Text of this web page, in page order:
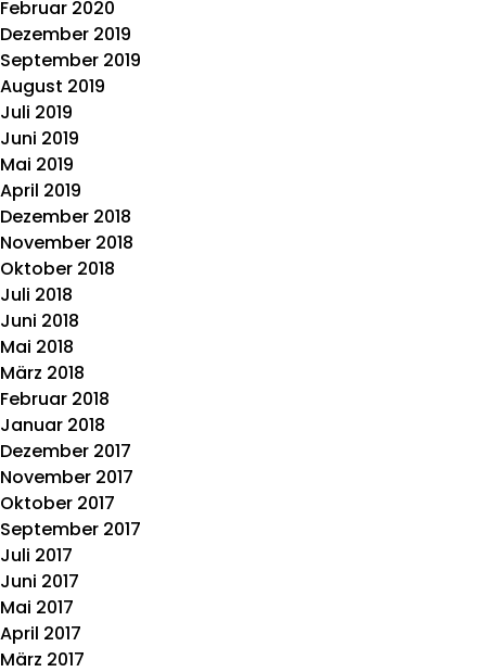
Februar 2020
Dezember 2019
September 2019
August 2019
Juli 2019
Juni 2019
Mai 2019
April 2019
Dezember 2018
November 2018
Oktober 2018
Juli 2018
Juni 2018
Mai 2018
März 2018
Februar 2018
Januar 2018
Dezember 2017
November 2017
Oktober 2017
September 2017
Juli 2017
Juni 2017
Mai 2017
April 2017
März 2017